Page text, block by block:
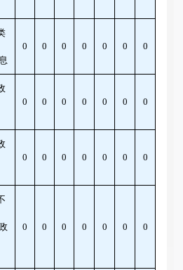
0 0 0 0 0 0 0
0 0 0 0 0 0 0
0 0 0 0 0 0 0
0 0 0 0 0 0 0